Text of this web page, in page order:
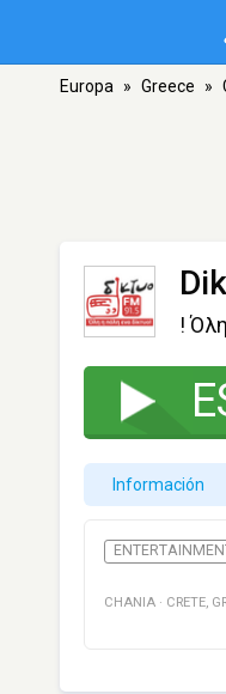
Europa » Greece »
!
Información
CHANIA · CRETE,